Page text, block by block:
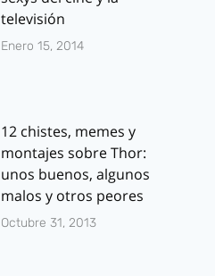
televisión
Enero 15, 2014
12 chistes, memes y
montajes sobre Thor:
unos buenos, algunos
malos y otros peores
Octubre 31, 2013